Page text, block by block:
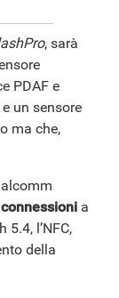
, sarà
PDAF e
un sensore
ma che,
connessioni a
l’NFC,
della